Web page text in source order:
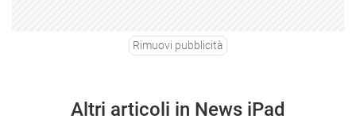
Rimuovi pubblicità
Altri articoli in News iPad